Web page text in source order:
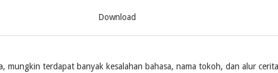
Download
mungkin terdapat banyak kesalahan bahasa, nama tokoh, dan alur